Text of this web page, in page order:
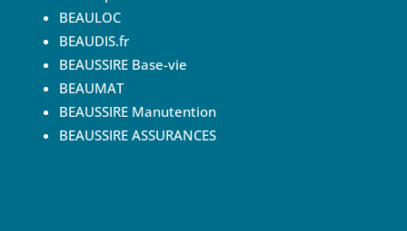
BEAULOC
BEAUDIS.fr
BEAUSSIRE Base-vie
BEAUMAT
BEAUSSIRE Manutention
BEAUSSIRE ASSURANCES